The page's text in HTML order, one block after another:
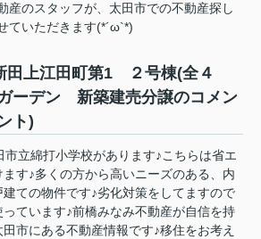
産のスタッフが、太田市での不動産探し
ていただきます(*´ω`*)
田上江田町第1 ２号棟(全４
ーデン 新築建売分譲のコメン
ト)
立綿打小学校があります♪こちらは省エ
す♪多くの方から高いニーズのある、内
ての物件です♪劣化対策をしてますので
ています♪前橋みなみ不動産が自信を持
市にある不動産情報です♪移住をお考え